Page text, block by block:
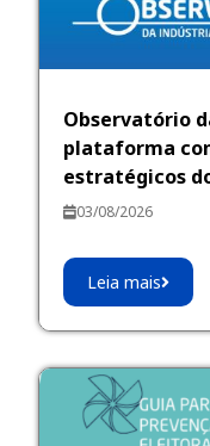
Observatório
plataforma
estratégicos
03/08/2026
Leia mais